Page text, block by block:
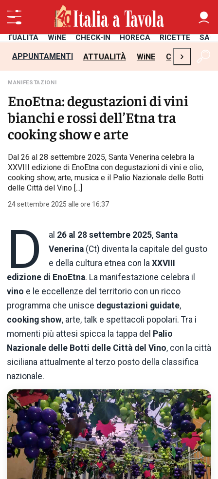
WiNE CHECK-IN HORECA RICETTE
APPUNTAMENTI ATTUALITÀ WiNE CHECK-IN
›
MANIFESTAZIONI
EnoEtna: degustazioni di vini
bianchi e rossi dell’Etna tra
cooking show e arte
Dal 26 al 28 settembre 2025, Santa Venerina celebra la
XXVIII edizione di EnoEtna con degustazioni di vini e olio,
cooking show, arte, musica e il Palio Nazionale delle Botti
delle Città del Vino [...]
24 settembre 2025 alle ore 16:37
D al 26 al 28 settembre 2025, Santa
Venerina (Ct) diventa la capitale del gusto
e della cultura etnea con laXXVIII
edizione di EnoEtna. La manifestazione celebra il
vino e le eccellenze del territorio con un ricco
programma che unisce degustazioni guidate,
cooking show, arte, talk e spettacoli popolari. Tra i
momenti più attesi spicca la tappa del Palio
Nazionale delle Botti delle Città del Vino, con la città
siciliana attualmente al terzo posto della classifica
nazionale.